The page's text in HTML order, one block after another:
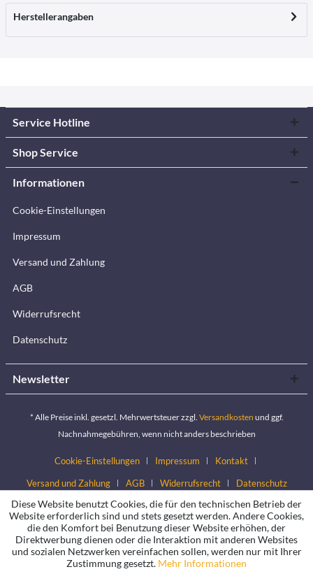
Herstellerangaben
Service Hotline
Shop Service
Informationen
Cookie-Einstellungen
Impressum
Versand und Zahlung
AGB
Widerrufsrecht
Datenschutz
Newsletter
* Alle Preise inkl. gesetzl. Mehrwertsteuer zzgl. Versandkosten und ggf.
Nachnahmegebühren, wenn nicht anders beschrieben
Cookie-Einstellungen Impressum
Kontakt
Versand und Zahlung
AGB Widerrufsrecht Datenschutz
Diese Website benutzt Cookies, die für den technischen Betrieb der
Website erforderlich sind und stets gesetzt werden. Andere Cookies,
die den Komfort bei Benutzung dieser Website erhöhen, der
Direktwerbung dienen oder die Interaktion mit anderen Websites
und sozialen Netzwerken vereinfachen sollen, werden nur mit Ihrer
Zustimmung gesetzt. Mehr Informationen